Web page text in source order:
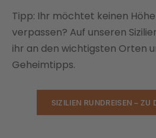
Tipp: Ihr möchtet keinen
verpassen? Auf unseren
ihr an den wichtigsten Orten
Geheimtipps.
SIZILIEN RUNDREISEN – ZU